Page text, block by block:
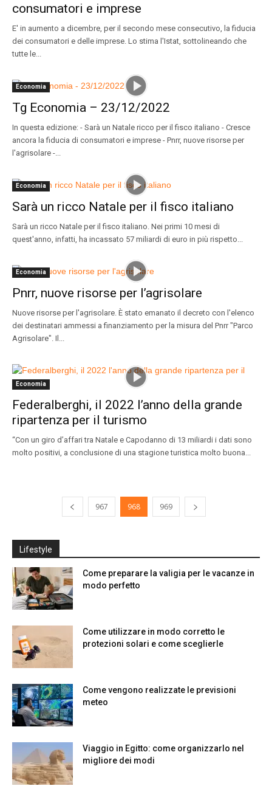
consumatori e imprese
E' in aumento a dicembre, per il secondo mese consecutivo, la fiducia
dei consumatori e delle imprese. Lo stima l'Istat, sottolineando che
tutte le...
Economia
Tg Economia – 23/12/2022
In questa edizione: - Sarà un Natale ricco per il fisco italiano - Cresce
ancora la fiducia di consumatori e imprese - Pnrr, nuove risorse per
l'agrisolare -...
Economia
Sarà un ricco Natale per il fisco italiano
Sarà un ricco Natale per il fisco italiano. Nei primi 10 mesi di
quest'anno, infatti, ha incassato 57 miliardi di euro in più rispetto...
Economia
Pnrr, nuove risorse per l’agrisolare
Nuove risorse per l'agrisolare. È stato emanato il decreto con l'elenco
dei destinatari ammessi a finanziamento per la misura del Pnrr "Parco
Agrisolare". Il...
Economia
Federalberghi, il 2022 l’anno della grande
ripartenza per il turismo
“Con un giro d’affari tra Natale e Capodanno di 13 miliardi i dati sono
molto positivi, a conclusione di una stagione turistica molto buona...
967 968 969
Lifestyle
Come preparare la valigia per le vacanze in
modo perfetto
Come utilizzare in modo corretto le
protezioni solari e come sceglierle
Come vengono realizzate le previsioni
meteo
Viaggio in Egitto: come organizzarlo nel
migliore dei modi